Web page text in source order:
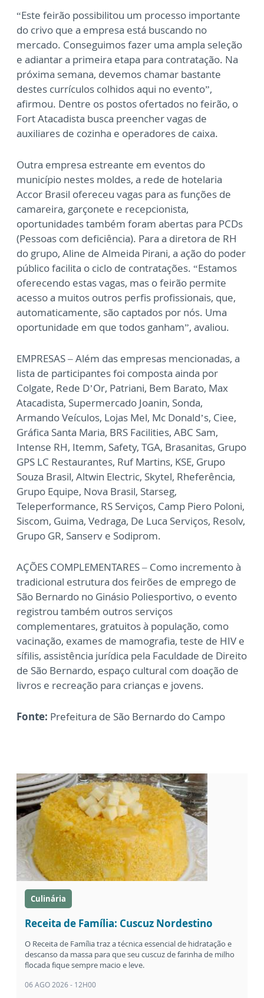
“Este feirão possibilitou um processo importante
do crivo que a empresa está buscando no
mercado. Conseguimos fazer uma ampla seleção
e adiantar a primeira etapa para contratação. Na
próxima semana, devemos chamar bastante
destes currículos colhidos aqui no evento”,
afirmou. Dentre os postos ofertados no feirão, o
Fort Atacadista busca preencher vagas de
auxiliares de cozinha e operadores de caixa.
Outra empresa estreante em eventos do
município nestes moldes, a rede de hotelaria
Accor Brasil ofereceu vagas para as funções de
camareira, garçonete e recepcionista,
oportunidades também foram abertas para PCDs
(Pessoas com deficiência). Para a diretora de RH
do grupo, Aline de Almeida Pirani, a ação do poder
público facilita o ciclo de contratações. “Estamos
oferecendo estas vagas, mas o feirão permite
acesso a muitos outros perfis profissionais, que,
automaticamente, são captados por nós. Uma
oportunidade em que todos ganham”, avaliou.
EMPRESAS – Além das empresas mencionadas, a
lista de participantes foi composta ainda por
Colgate, Rede D’Or, Patriani, Bem Barato, Max
Atacadista, Supermercado Joanin, Sonda,
Armando Veículos, Lojas Mel, Mc Donald’s, Ciee,
Gráfica Santa Maria, BRS Facilities, ABC Sam,
Intense RH, Itemm, Safety, TGA, Brasanitas, Grupo
GPS LC Restaurantes, Ruf Martins, KSE, Grupo
Souza Brasil, Altwin Electric, Skytel, Rheferência,
Grupo Equipe, Nova Brasil, Starseg,
Teleperformance, RS Serviços, Camp Piero Poloni,
Siscom, Guima, Vedraga, De Luca Serviços, Resolv,
Grupo GR, Sanserv e Sodiprom.
AÇÕES COMPLEMENTARES – Como incremento à
tradicional estrutura dos feirões de emprego de
São Bernardo no Ginásio Poliesportivo, o evento
registrou também outros serviços
complementares, gratuitos à população, como
vacinação, exames de mamografia, teste de HIV e
sífilis, assistência jurídica pela Faculdade de Direito
de São Bernardo, espaço cultural com doação de
livros e recreação para crianças e jovens.
Fonte: Prefeitura de São Bernardo do Campo
Culinária
Receita de Família: Cuscuz Nordestino
O Receita de Família traz a técnica essencial de hidratação e
descanso da massa para que seu cuscuz de farinha de milho
flocada fique sempre macio e leve.
06 AGO 2026 - 12H00